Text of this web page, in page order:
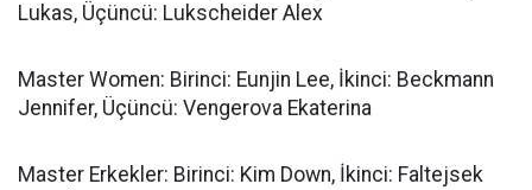
Lukas, Üçüncü: Lukscheider Alex
Master Women: Birinci: Eunjin Lee, İkinci: Beckmann
Jennifer, Üçüncü: Vengerova Ekaterina
Master Erkekler: Birinci: Kim Down, İkinci: Faltejsek